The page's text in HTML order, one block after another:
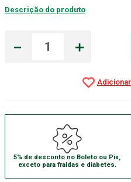
Descrição do produto
＋
－
5% de desconto no Boleto ou Pix,
exceto para fraldas e diabetes.
8º Gaze Esteril